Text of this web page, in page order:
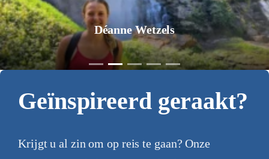
Jurgen Pol
Geïnspireerd geraakt?
Krijgt u al zin om op reis te gaan? Onze